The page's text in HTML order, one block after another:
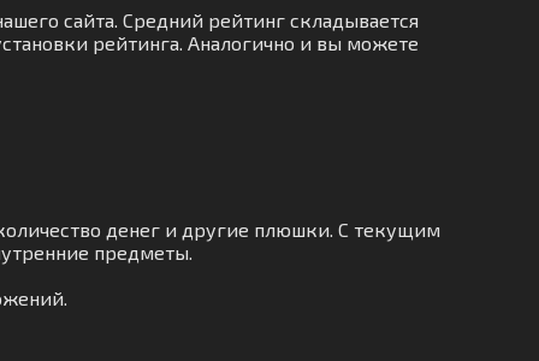
сайта. Средний рейтинг складывается
рейтинга. Аналогично и вы можете
денег и другие плюшки. С текущим
предметы.